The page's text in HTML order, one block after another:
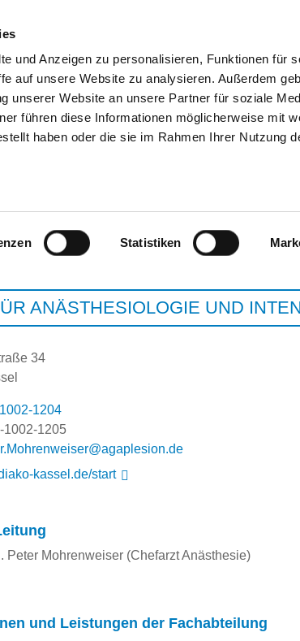
und Anzeigen zu personalisieren, Funktionen für
auf unsere Website zu analysieren. Außerdem
unserer Website an unsere Partner für soziale
führen diese Informationen möglicherweise mit
haben oder die sie im Rahmen Ihrer Nutzung
Statistiken
SUCHEN TIPPS & HILFE DAS DKV
ANÄSTHESIOLOGIE UND
34
1204
1002-1205
kassel.de/start
Peter Mohrenweiser (Chefarzt Anästhesie)
und Leistungen der Fachabteilung